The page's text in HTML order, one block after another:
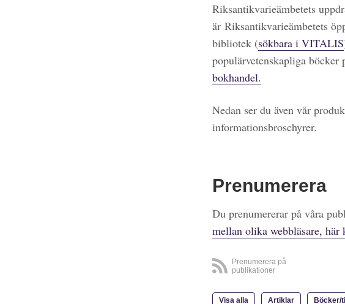
Riksantikvarieämbetets
är Riksantikvarieämbetets
bibliotek (sökbara i VITALIS
populärvetenskapliga böcker
bokhandel.
Nedan ser du även vår
informationsbroschyrer.
Prenumerera
Du prenumererar på våra
mellan olika webbläsare,
Prenumerera på
publikationer
Visa alla Artiklar Böcker/